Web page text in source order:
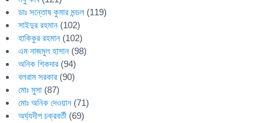
ডাঃ সন্তোষ কুমার মন্ডল (119)
সাইদুর রহমান (102)
হাকিকুর রহমান (102)
এম নাজমুল হাসান (98)
অনিক শিকদার (94)
বলরাম সরকার (90)
মোঃ মুসা (87)
মোঃ অনিক দেওয়ান (71)
অর্ঘ্যদীপ চক্রবর্তী (69)